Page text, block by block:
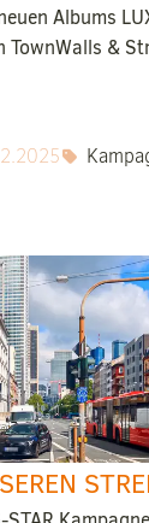
Albums
TownWalls &